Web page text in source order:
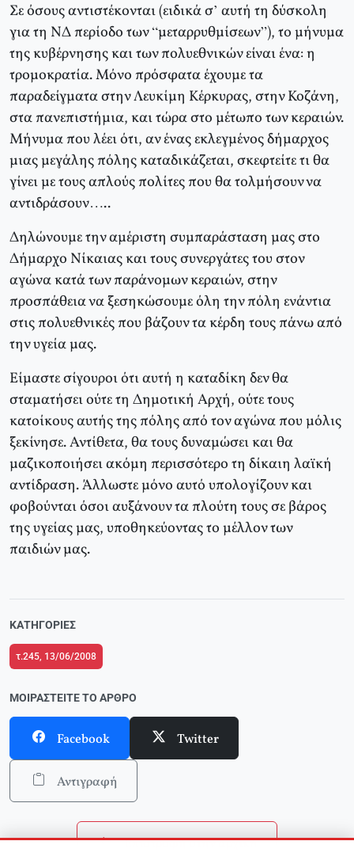
Σε όσους αντιστέκονται (ειδικά σ’ αυτή τη δύσκολη
για τη ΝΔ περίοδο των “μεταρρυθμίσεων”), το μήνυμα
της κυβέρνησης και των πολυεθνικών είναι ένα: η
τρομοκρατία. Μόνο πρόσφατα έχουμε τα
παραδείγματα στην Λευκίμη Κέρκυρας, στην Κοζάνη,
στα πανεπιστήμια, και τώρα στο μέτωπο των κεραιών.
Μήνυμα που λέει ότι, αν ένας εκλεγμένος δήμαρχος
μιας μεγάλης πόλης καταδικάζεται, σκεφτείτε τι θα
γίνει με τους απλούς πολίτες που θα τολμήσουν να
αντιδράσουν…..
Δηλώνουμε την αμέριστη συμπαράσταση μας στο
Δήμαρχο Νίκαιας και τους συνεργάτες του στον
αγώνα κατά των παράνομων κεραιών, στην
προσπάθεια να ξεσηκώσουμε όλη την πόλη ενάντια
στις πολυεθνικές που βάζουν τα κέρδη τους πάνω από
την υγεία μας.
Είμαστε σίγουροι ότι αυτή η καταδίκη δεν θα
σταματήσει ούτε τη Δημοτική Αρχή, ούτε τους
κατοίκους αυτής της πόλης από τον αγώνα που μόλις
ξεκίνησε. Αντίθετα, θα τους δυναμώσει και θα
μαζικοποιήσει ακόμη περισσότερο τη δίκαιη λαϊκή
αντίδραση. Άλλωστε μόνο αυτό υπολογίζουν και
φοβούνται όσοι αυξάνουν τα πλούτη τους σε βάρος
της υγείας μας, υποθηκεύοντας το μέλλον των
παιδιών μας.
ΚΑΤΗΓΟΡΊΕΣ
τ.245, 13/06/2008
ΜΟΙΡΑΣΤΕΊΤΕ ΤΟ ΆΡΘΡΟ
Facebook Twitter
Αντιγραφή
Επιστροφή στην αρχική